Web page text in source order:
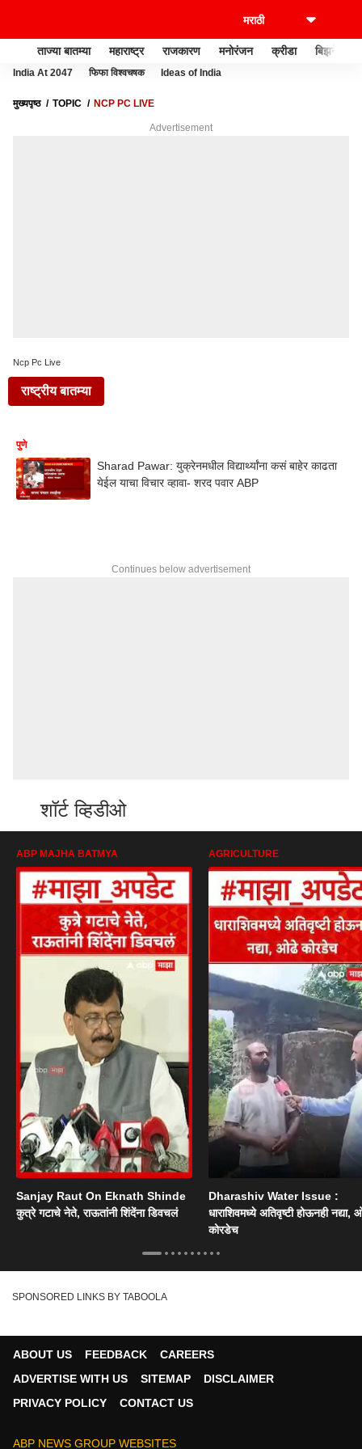
ताज्या बातम्या महाराष्ट्र राजकारण मनोरंजन क्रीडा बिझनेस
India At 2047 फिफा विश्वचषक Ideas of India
मुख्यपृष्ठ TOPIC NCP PC LIVE
Advertisement
Ncp Pc Live
राष्ट्रीय बातम्या
पुणे
Sharad Pawar: युक्रेनमधील विद्यार्थ्यांना कसं बाहेर काढता
येईल याचा विचार व्हावा- शरद पवार ABP
Continues below advertisement
शॉर्ट व्हिडीओ
ABP MAJHA BATMYA
Sanjay Raut On Eknath Shinde
कुत्रे गटाचे नेते, राऊतांनी शिंदेंना डिवचलं
AGRICULTURE
Dharashiv Water Issue :
धाराशिवमध्ये अतिवृष्टी होऊनही नद्या,
कोरडेच
SPONSORED LINKS BY TABOOLA
ABOUT US FEEDBACK
CAREERS
ADVERTISE WITH US
SITEMAP
DISCLAIMER
PRIVACY POLICY
CONTACT US
ABP NEWS GROUP WEBSITES